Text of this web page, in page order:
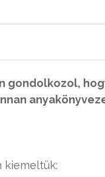
gondolkozol,
kiemeltük: